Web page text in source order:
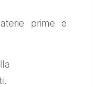
prime e